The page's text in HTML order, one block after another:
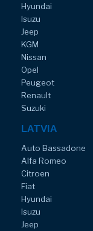
Hyundai
Isuzu
Jeep
KGM
Nissan
Opel
Peugeot
Renault
Suzuki
LATVIA
Auto Bassadone
Alfa Romeo
Citroen
Fiat
Hyundai
Isuzu
Jeep